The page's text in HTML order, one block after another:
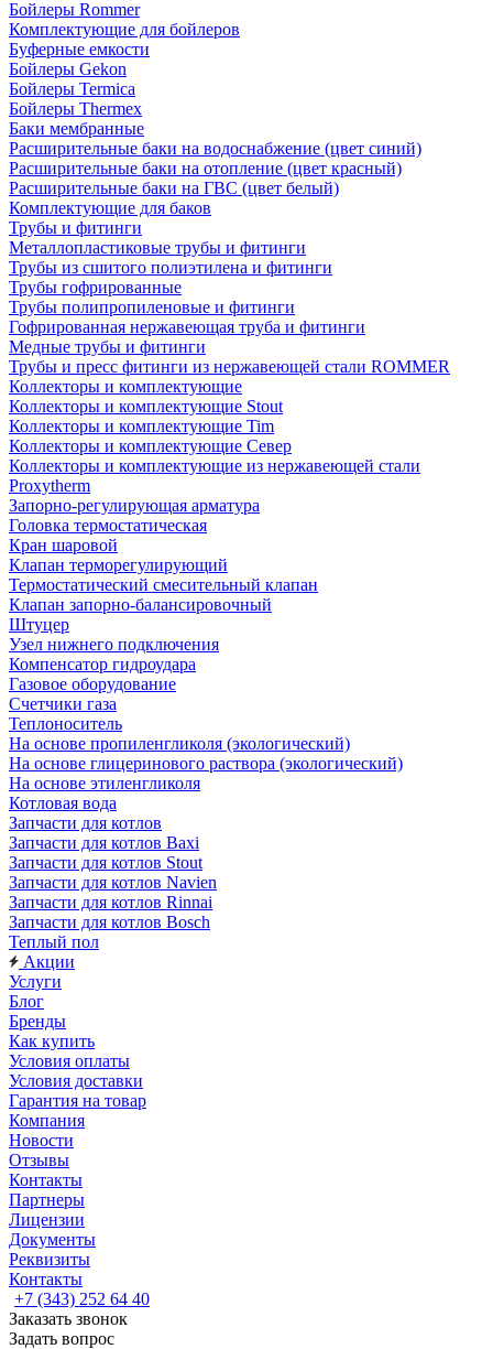
Бойлеры Rommer
Комплектующие для бойлеров
Буферные емкости
Бойлеры Gekon
Бойлеры Termica
Бойлеры Thermex
Баки мембранные
Расширительные баки на водоснабжение (цвет синий)
Расширительные баки на отопление (цвет красный)
Расширительные баки на ГВС (цвет белый)
Комплектующие для баков
Трубы и фитинги
Металлопластиковые трубы и фитинги
Трубы из сшитого полиэтилена и фитинги
Трубы гофрированные
Трубы полипропиленовые и фитинги
Гофрированная нержавеющая труба и фитинги
Медные трубы и фитинги
Трубы и пресс фитинги из нержавеющей стали ROMMER
Коллекторы и комплектующие
Коллекторы и комплектующие Stout
Коллекторы и комплектующие Tim
Коллекторы и комплектующие Север
Коллекторы и комплектующие из нержавеющей стали
Proxytherm
Запорно-регулирующая арматура
Головка термостатическая
Кран шаровой
Клапан терморегулирующий
Термостатический смесительный клапан
Клапан запорно-балансировочный
Штуцер
Узел нижнего подключения
Компенсатор гидроудара
Газовое оборудование
Счетчики газа
Теплоноситель
На основе пропиленгликоля (экологический)
На основе глицеринового раствора (экологический)
На основе этиленгликоля
Котловая вода
Запчасти для котлов
Запчасти для котлов Baxi
Запчасти для котлов Stout
Запчасти для котлов Navien
Запчасти для котлов Rinnai
Запчасти для котлов Bosch
Теплый пол
Акции
Услуги
Блог
Бренды
Как купить
Условия оплаты
Условия доставки
Гарантия на товар
Компания
Новости
Отзывы
Контакты
Партнеры
Лицензии
Документы
Реквизиты
Контакты
+7 (343) 252 64 40
Заказать звонок
Задать вопрос